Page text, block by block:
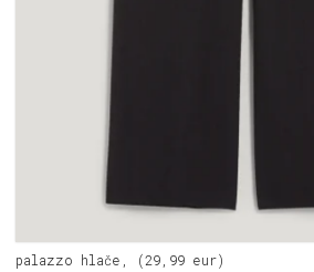
palazzo hlače, (29,99 eur)